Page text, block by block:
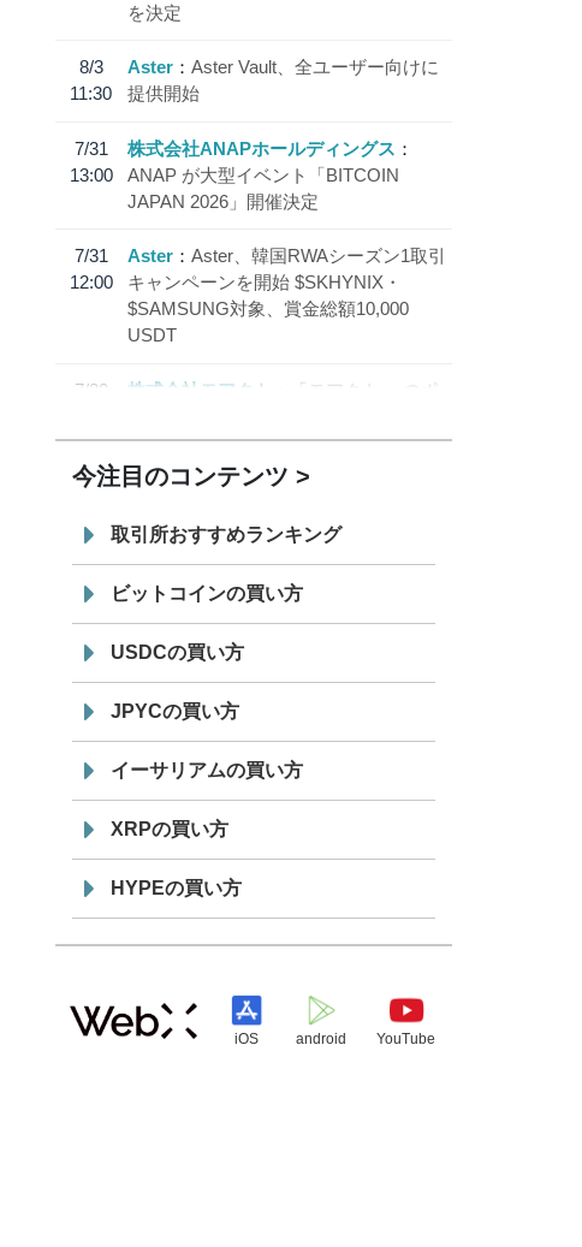
を決定
8/3
11:30
Aster
Aster Vault、全ユーザー向けに
提供開始
7/31
13:00
株式会社ANAPホールディングス
ANAP が大型イベント「BITCOIN
JAPAN 2026」開催決定
7/31
12:00
Aster
Aster、韓国RWAシーズン1取引
キャンペーンを開始 $SKHYNIX・
$SAMSUNG対象、賞金総額10,000
USDT
7/30
株式会社モアクト
「モアクト」 のポ
「 JPYC」を追加
19:30
てステーブルコイン「JPYSC」徹底解
説セミナーを開催
今注目のコンテンツ
取引所おすすめランキング
ビットコインの買い方
USDCの買い方
JPYCの買い方
イーサリアムの買い方
XRPの買い方
HYPEの買い方
iOS android YouTube